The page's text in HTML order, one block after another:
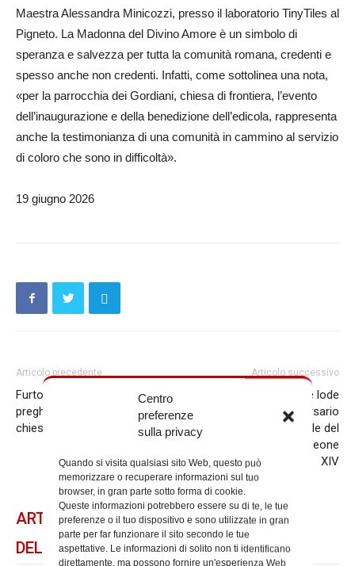
Centro
preferenze
sulla privacy
Quando si visita qualsiasi sito Web, questo può
memorizzare o recuperare informazioni sul tuo
browser, in gran parte sotto forma di cookie.
Queste informazioni potrebbero essere su di te, le tue
preferenze o il tuo dispositivo e sono utilizzate in gran
parte per far funzionare il sito secondo le tue
aspettative. Le informazioni di solito non ti identificano
direttamente, ma possono fornire un'esperienza Web
Maestra Alessandra Minicozzi, presso il laboratorio TinyTiles al
Pigneto. La Madonna del Divino Amore è un simbolo di
speranza e salvezza per tutta la comunità romana, credenti e
spesso anche non credenti. Infatti, come sottolinea una nota,
«per la parrocchia dei Gordiani, chiesa di frontiera, l’evento
dell’inaugurazione e della benedizione dell’edicola, rappresenta
anche la testimonianza di una comunità in cammino al servizio
di coloro che sono in difficoltà».
19 giugno 2026
Articolo precedente
Furto all’Aurelia Hospital:
preghiere di riparazione nelle
chiese di Roma
Articolo successivo
La diocesi di Roma rende lode
al Padre per il 44° anniversario
di ordinazione presbiterale del
nostro Vescovo, Papa Leone
XIV
ARTICOLI CORRELATI
DELLO STESSO AUTORE